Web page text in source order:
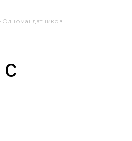
Одномандатников